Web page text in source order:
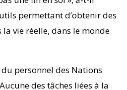
permettant d’obtenir des
vie réelle, dans le monde
personnel des Nations
des tâches liées à la